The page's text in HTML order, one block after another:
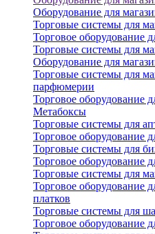
Оборудование для
Торговые системы для
Торговое оборудование
Торговые системы для
Оборудование для
Торговые системы для
парфюмерии
Торговое оборудование
Метабоксы
Торговые системы для
Торговое оборудование
Торговые системы для
Торговое оборудование
Торговые системы для
Торговое оборудование
платков
Торговые системы для
Торговое оборудование